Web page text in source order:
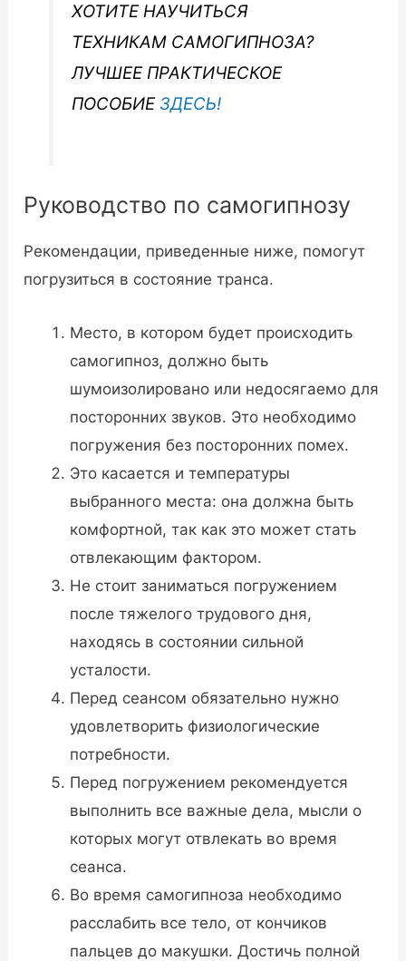
ХОТИТЕ НАУЧИТЬСЯ
ТЕХНИКАМ САМОГИПНОЗА?
ЛУЧШЕЕ ПРАКТИЧЕСКОЕ
ПОСОБИЕ ЗДЕСЬ!
Руководство по самогипнозу
Рекомендации, приведенные ниже, помогут
погрузиться в состояние транса.
Место, в котором будет происходить
самогипноз, должно быть
шумоизолировано или недосягаемо для
посторонних звуков. Это необходимо
погружения без посторонних помех.
Это касается и температуры
выбранного места: она должна быть
комфортной, так как это может стать
отвлекающим фактором.
Не стоит заниматься погружением
после тяжелого трудового дня,
находясь в состоянии сильной
усталости.
Перед сеансом обязательно нужно
удовлетворить физиологические
потребности.
Перед погружением рекомендуется
выполнить все важные дела, мысли о
которых могут отвлекать во время
сеанса.
Во время самогипноза необходимо
расслабить все тело, от кончиков
пальцев до макушки. Достичь полной